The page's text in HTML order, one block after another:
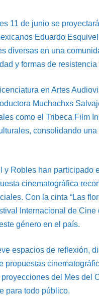
11 de junio se
Eduardo
diversas en una
y formas de
en Artes
Muchachxs
como el Tribeca Film
consolidando
y Robles han participado
cinematográfica
Con la cinta “Las
Internacional de
género en el país.
espacios de reflexión,
propuestas
del Mes del
para todo público.